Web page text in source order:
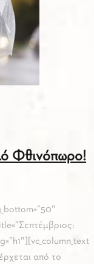
Φθινόπωρο!
από το